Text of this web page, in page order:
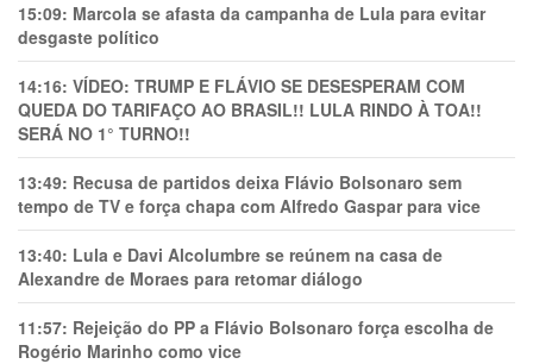
15:09: Marcola se afasta da campanha de Lula para evitar
desgaste político
14:16: VÍDEO: TRUMP E FLÁVIO SE DESESPERAM COM
QUEDA DO TARIFAÇO AO BRASIL!! LULA RINDO À TOA!!
SERÁ NO 1° TURNO!!
13:49: Recusa de partidos deixa Flávio Bolsonaro sem
tempo de TV e força chapa com Alfredo Gaspar para vice
13:40: Lula e Davi Alcolumbre se reúnem na casa de
Alexandre de Moraes para retomar diálogo
11:57: Rejeição do PP a Flávio Bolsonaro força escolha de
Rogério Marinho como vice